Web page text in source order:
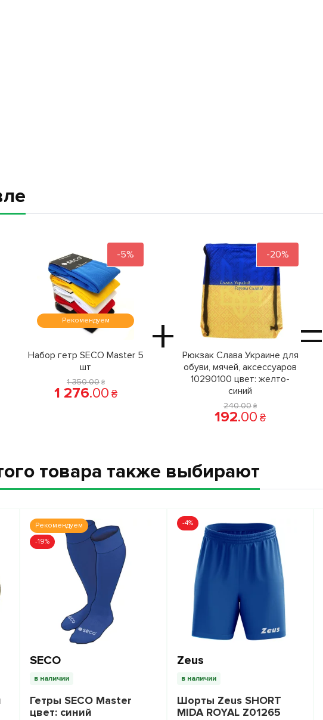
-5%
Рекомендуем +
Набор гетр SECO Master 5
шт
1 350.00 ₴
1 276.00 ₴
-20%
Рюкзак Слава Украине для
обуви, мячей, аксессуаров
10290100 цвет: желто-
синий
240.00 ₴
192.00 ₴
=
товара также выбирают
Рекомендуем
-19%
SECO
в наличии
Гетры SECO Master
цвет: синий
-4%
Zeus
в наличии
Шорты Zeus SHORT
MIDA ROYAL Z01265